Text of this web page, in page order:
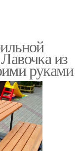
из
руками